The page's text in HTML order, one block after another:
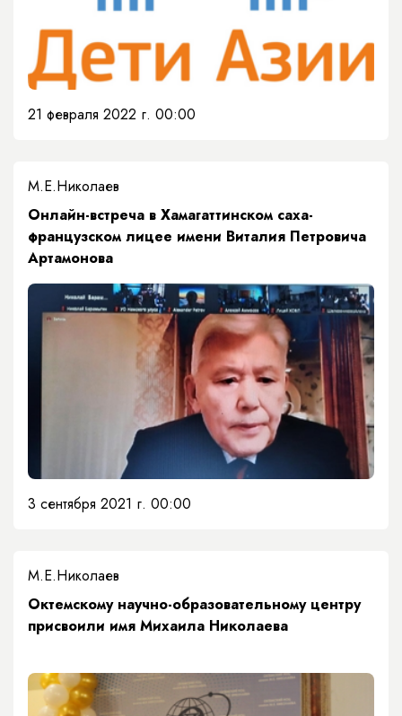
21 февраля 2022 г. 00:00
М.Е.Николаев
Онлайн-встреча в Хамагаттинском саха-
французском лицее имени Виталия Петровича
Артамонова
3 сентября 2021 г. 00:00
М.Е.Николаев
Октемскому научно-образовательному центру
присвоили имя Михаила Николаева